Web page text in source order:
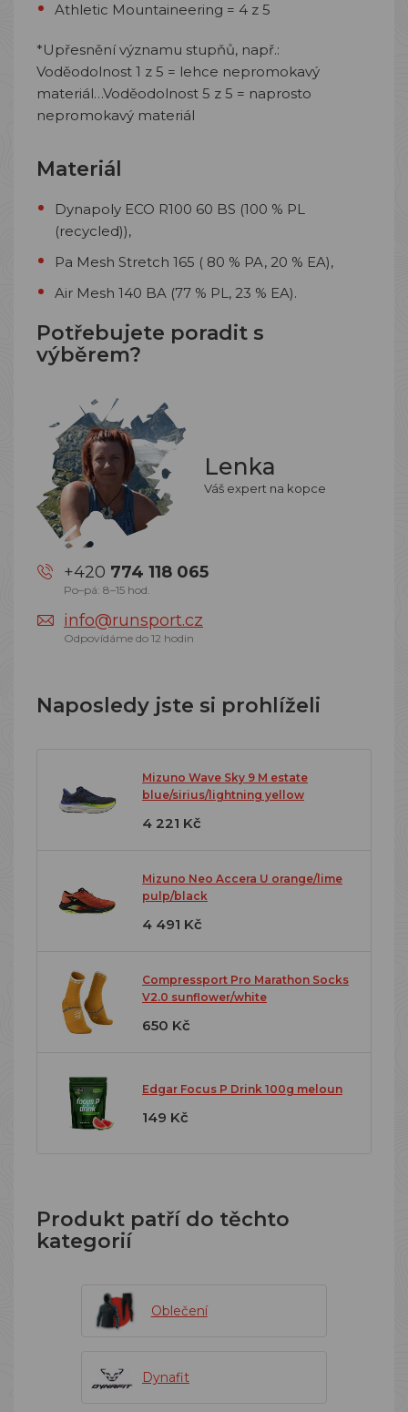
Athletic Mountaineering = 4 z 5
*Upřesnění významu stupňů, např.:
Voděodolnost 1 z 5 = lehce nepromokavý
materiál…Voděodolnost 5 z 5 = naprosto
nepromokavý materiál
Materiál
Dynapoly ECO R100 60 BS (100 % PL
(recycled)),
Pa Mesh Stretch 165 ( 80 % PA, 20 % EA),
Air Mesh 140 BA (77 % PL, 23 % EA).
Potřebujete poradit s
výběrem?
Lenka
Váš expert na kopce
+420 774 118 065
Po–pá: 8–15 hod.
info@runsport.cz
Odpovídáme do 12 hodin
Naposledy jste si prohlíželi
Mizuno Wave Sky 9 M estate
blue/sirius/lightning yellow
4 221 Kč
Mizuno Neo Accera U orange/lime
pulp/black
4 491 Kč
Compressport Pro Marathon Socks
V2.0 sunflower/white
650 Kč
Edgar Focus P Drink 100g meloun
149 Kč
Produkt patří do těchto
kategorií
Oblečení
Dynafit